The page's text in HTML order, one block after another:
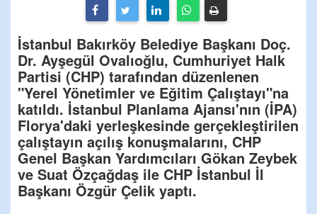
İstanbul Bakırköy Belediye Başkanı Doç.
Dr. Ayşegül Ovalıoğlu, Cumhuriyet Halk
Partisi (CHP) tarafından düzenlenen
"Yerel Yönetimler ve Eğitim Çalıştayı"na
katıldı. İstanbul Planlama Ajansı'nın (İPA)
Florya'daki yerleşkesinde gerçekleştirilen
çalıştayın açılış konuşmalarını, CHP
Genel Başkan Yardımcıları Gökan Zeybek
ve Suat Özçağdaş ile CHP İstanbul İl
Başkanı Özgür Çelik yaptı.